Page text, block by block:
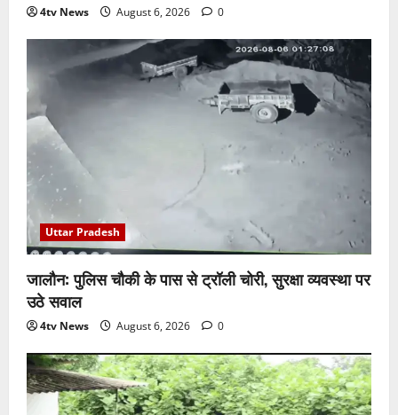
4tv News August 6, 2026 0
Uttar Pradesh
जालौन: पुलिस चौकी के पास से ट्रॉली चोरी, सुरक्षा व्यवस्था पर
उठे सवाल
4tv News August 6, 2026 0